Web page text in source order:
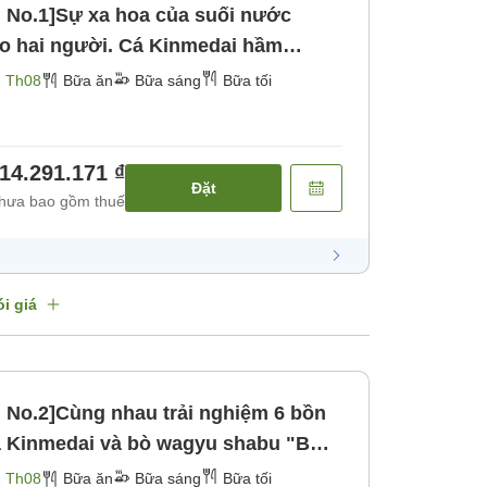
No.1]Sự xa hoa của suối nước
hai người. Cá Kinmedai hầm
kỷ niệm với 4 món ăn đặc biệt
Th08 Bữa ăn Bữa sáng Bữa tối
14.291.171 ₫
bao gồm thuế
Đặt
giá
nhau trải nghiệm 6 bồn
và bò wagyu shabu "Bữa
[Bữa tối]
Th08 Bữa ăn Bữa sáng Bữa tối